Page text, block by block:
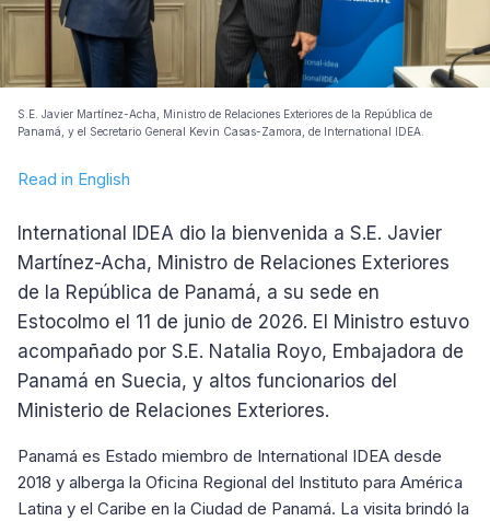
S.E. Javier Martínez-Acha, Ministro de Relaciones Exteriores de la República de
Panamá, y el Secretario General Kevin Casas-Zamora, de International IDEA.
Read in English
International IDEA dio la bienvenida a S.E. Javier
Martínez-Acha, Ministro de Relaciones Exteriores
de la República de Panamá, a su sede en
Estocolmo el 11 de junio de 2026. El Ministro estuvo
acompañado por S.E. Natalia Royo, Embajadora de
Panamá en Suecia, y altos funcionarios del
Ministerio de Relaciones Exteriores.
Panamá es Estado miembro de International IDEA desde
2018 y alberga la Oficina Regional del Instituto para América
Latina y el Caribe en la Ciudad de Panamá. La visita brindó la